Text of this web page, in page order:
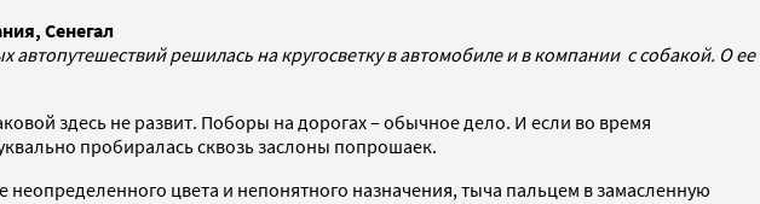
Сенегал
решилась на кругосветку в автомобиле и в компании с собакой. О ее
здесь не развит. Поборы на дорогах – обычное дело. И если во время
пробиралась сквозь заслоны попрошаек.
цвета и непонятного назначения, тыча пальцем в замасленную